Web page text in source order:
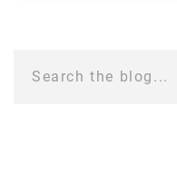
Search the blog...